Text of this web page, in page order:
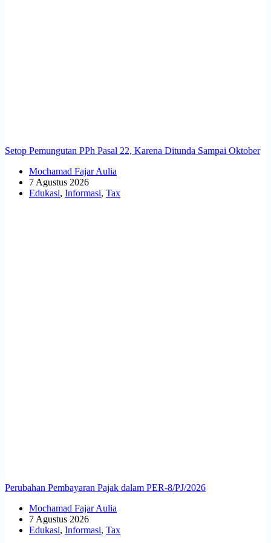
Setop Pemungutan PPh Pasal 22, Karena Ditunda Sampai Oktober
Mochamad Fajar Aulia
7 Agustus 2026
Edukasi, Informasi, Tax
Perubahan Pembayaran Pajak dalam PER-8/PJ/2026
Mochamad Fajar Aulia
7 Agustus 2026
Edukasi, Informasi, Tax